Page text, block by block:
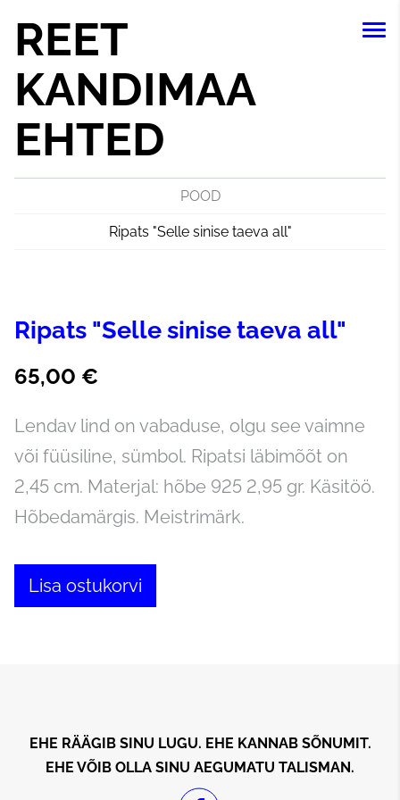
REET
KANDIMAA
EHTED
POOD
Ripats "Selle sinise taeva all"
Ripats "Selle sinise taeva all"
65,00 €
Lendav lind on vabaduse, olgu see vaimne
või füüsiline, sümbol. Ripatsi läbimõõt on
2,45 cm. Materjal: hõbe 925 2,95 gr. Käsitöö.
Hõbedamärgis. Meistrimärk.
Lisa ostukorvi
EHE RÄÄGIB SINU LUGU. EHE KANNAB SÕNUMIT.
EHE VÕIB OLLA SINU AEGUMATU TALISMAN.